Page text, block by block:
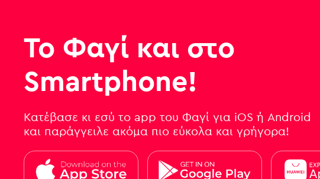
Το Φαγί και στο
Smartphone!
Κατέβασε κι εσύ το app του Φαγί για iOS ή Android
και παράγγειλε ακόμα πιο εύκολα και γρήγορα!